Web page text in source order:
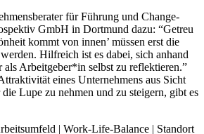
für Führung und Change-
GmbH in Dortmund dazu: “Getreu
kommt von innen’ müssen erst die
Hilfreich ist es dabei, sich anhand
als Arbeitgeber*in selbst zu reflektieren.”
eines Unternehmens aus Sicht
Lupe zu nehmen und zu steigern, gibt es
| Work-Life-Balance | Standort